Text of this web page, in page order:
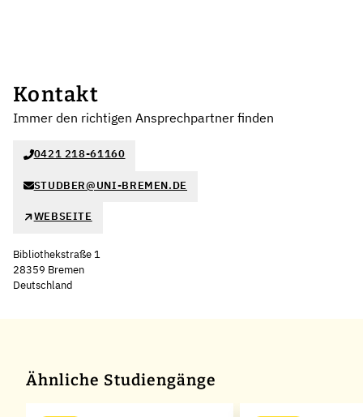
Kontakt
Immer den richtigen Ansprechpartner finden
0421 218-61160
STUDBER@UNI-BREMEN.DE
WEBSEITE
Bibliothekstraße 1
28359 Bremen
Deutschland
Ähnliche Studiengänge